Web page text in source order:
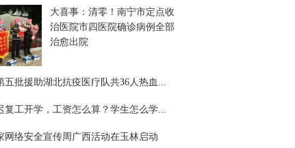
大喜事：清零！南宁市定点收
治医院市四医院确诊病例全部
治愈出院
五批援助湖北抗疫医疗队共36人热血...
复工开学，工资怎么算？学生怎么学...
网络安全宣传周广西活动在玉林启动